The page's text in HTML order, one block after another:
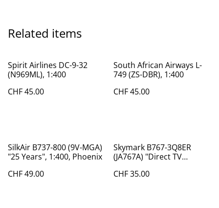
Related items
Spirit Airlines DC-9-32
(N969ML), 1:400
CHF 45.00
South African Airways L-
749 (ZS-DBR), 1:400
CHF 45.00
SilkAir B737-800 (9V-MGA)
"25 Years", 1:400, Phoenix
CHF 49.00
Skymark B767-3Q8ER
(JA767A) "Direct TV
CHF 35.00